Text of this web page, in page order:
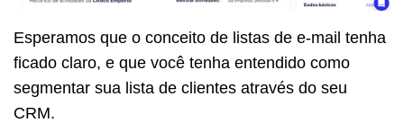
Esperamos que o conceito de listas de e-mail tenha
ficado claro, e que você tenha entendido como
segmentar sua lista de clientes através do seu
CRM.